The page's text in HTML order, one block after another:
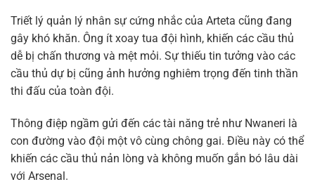
Triết lý quản lý nhân sự cứng nhắc của Arteta cũng đang
gây khó khăn. Ông ít xoay tua đội hình, khiến các cầu thủ
dễ bị chấn thương và mệt mỏi. Sự thiếu tin tưởng vào các
cầu thủ dự bị cũng ảnh hưởng nghiêm trọng đến tinh thần
thi đấu của toàn đội.
Thông điệp ngầm gửi đến các tài năng trẻ như Nwaneri là
con đường vào đội một vô cùng chông gai. Điều này có thể
khiến các cầu thủ nản lòng và không muốn gắn bó lâu dài
với Arsenal.